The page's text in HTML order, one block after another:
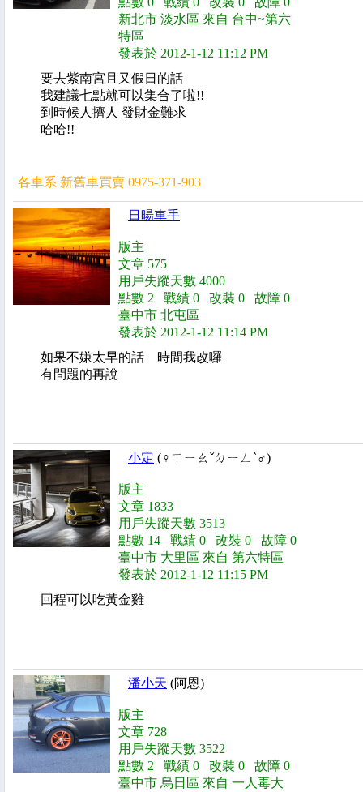
新北市 淡水區 來自 台中~第六
特區
發表於 2012-1-12 11:12 PM
要去紫南宮且又假日的話
我建議七點就可以集合了啦!!
到時候人擠人 發財金難求
哈哈!!
各車系 新舊車買賣 0975-371-903
日暘車手
版主
文章 575
用戶失蹤天數 4000
點數 2 戰績 0 改裝 0 故障 0
臺中市 北屯區
發表於 2012-1-12 11:14 PM
如果不嫌太早的話 時間我改囉
有問題的再說
小定 (♀ㄒㄧㄠˇㄉㄧㄥˋ♂)
版主
文章 1833
用戶失蹤天數 3513
點數 14 戰績 0 改裝 0 故障 0
臺中市 大里區 來自 第六特區
發表於 2012-1-12 11:15 PM
回程可以吃黃金雞
潘小天 (阿恩)
版主
文章 728
用戶失蹤天數 3522
點數 2 戰績 0 改裝 0 故障 0
臺中市 烏日區 來自 一人毒大